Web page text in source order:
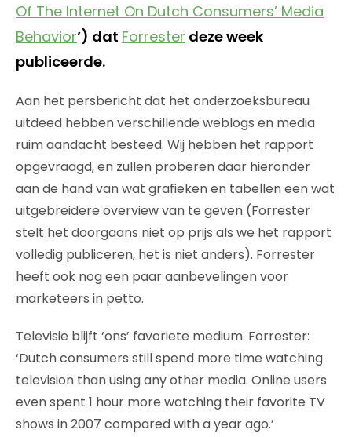
Of The Internet On Dutch Consumers’ Media
Behavior’) dat Forrester deze week
publiceerde.
Aan het persbericht dat het onderzoeksbureau
uitdeed hebben verschillende weblogs en media
ruim aandacht besteed. Wij hebben het rapport
opgevraagd, en zullen proberen daar hieronder
aan de hand van wat grafieken en tabellen een wat
uitgebreidere overview van te geven (Forrester
stelt het doorgaans niet op prijs als we het rapport
volledig publiceren, het is niet anders). Forrester
heeft ook nog een paar aanbevelingen voor
marketeers in petto.
Televisie blijft ‘ons’ favoriete medium. Forrester:
‘Dutch consumers still spend more time watching
television than using any other media. Online users
even spent 1 hour more watching their favorite TV
shows in 2007 compared with a year ago.’